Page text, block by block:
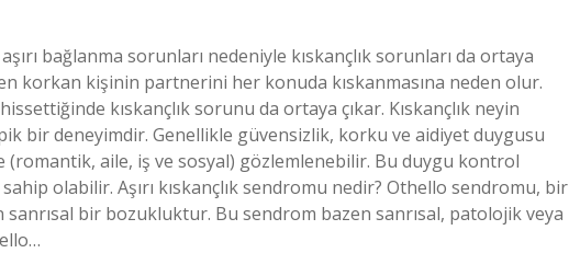
bağlanma sorunları nedeniyle kıskançlık sorunları da ortaya
korkan kişinin partnerini her konuda kıskanmasına neden olur.
kıskançlık sorunu da ortaya çıkar. Kıskançlık neyin
bir deneyimdir. Genellikle güvensizlik, korku ve aidiyet duygusu
aile, iş ve sosyal) gözlemlenebilir. Bu duygu kontrol
olabilir. Aşırı kıskançlık sendromu nedir? Othello sendromu, bir
bir bozukluktur. Bu sendrom bazen sanrısal, patolojik veya